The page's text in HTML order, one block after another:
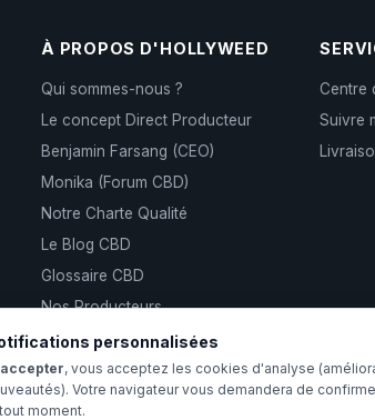
À PROPOS D'HOLLYWEED
Qui sommes-nous ?
Le concept Direct Producteur
Benjamin Farsang (CEO)
Monika (Forum CBD)
Notre Charte Qualité
Le Blog CBD
Glossaire CBD
Nos Producteurs
GrowLog — Traçabilité
Centre
Suivre
personnalisées
, vous acceptez les cookies d'analyse
Votre navigateur vous demandera de
moment.